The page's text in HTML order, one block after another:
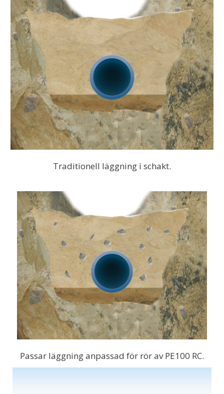
Traditionell läggning i schakt.
Passar läggning anpassad för rör av PE100 RC.